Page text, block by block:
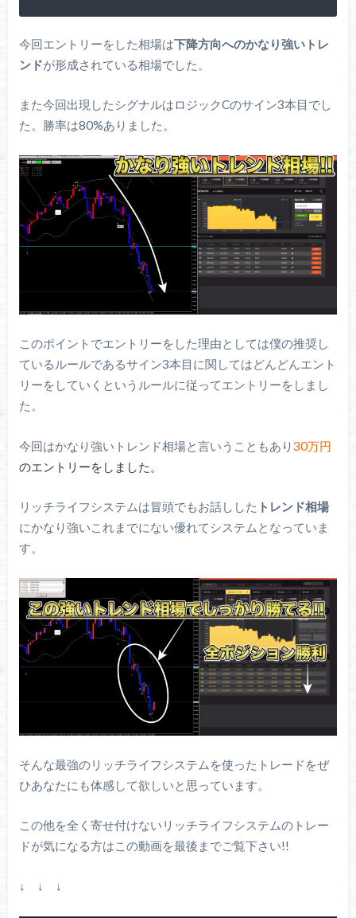
今回エントリーをした相場は下降方向へのかなり強いトレ
ンドが形成されている相場でした。
また今回出現したシグナルはロジックCのサイン3本目でし
た。勝率は80%ありました。
このポイントでエントリーをした理由としては僕の推奨し
ているルールであるサイン3本目に関してはどんどんエント
リーをしていくというルールに従ってエントリーをしまし
た。
今回はかなり強いトレンド相場と言いうこともあり30万円
のエントリーをしました。
リッチライフシステムは冒頭でもお話しした トレンド相場
にかなり強いこれまでにない優れてシステムとなっていま
す。
そんな最強のリッチライフシステムを使ったトレードをぜ
ひあなたにも体感して欲しいと思っています。
この他を全く寄せ付けないリッチライフシステムのトレー
ドが気になる方はこの動画を最後までご覧下さい!!
↓ ↓ ↓